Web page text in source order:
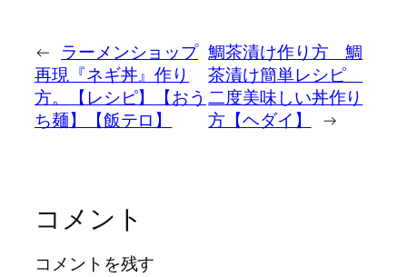
← ラーメンショップ
再現『ネギ丼』作り
方。【レシピ】【おう
ち麺】【飯テロ】
鯛茶漬け作り方 鯛
茶漬け簡単レシピ
二度美味しい丼作り
方【ヘダイ】
→
コメント
コメントを残す